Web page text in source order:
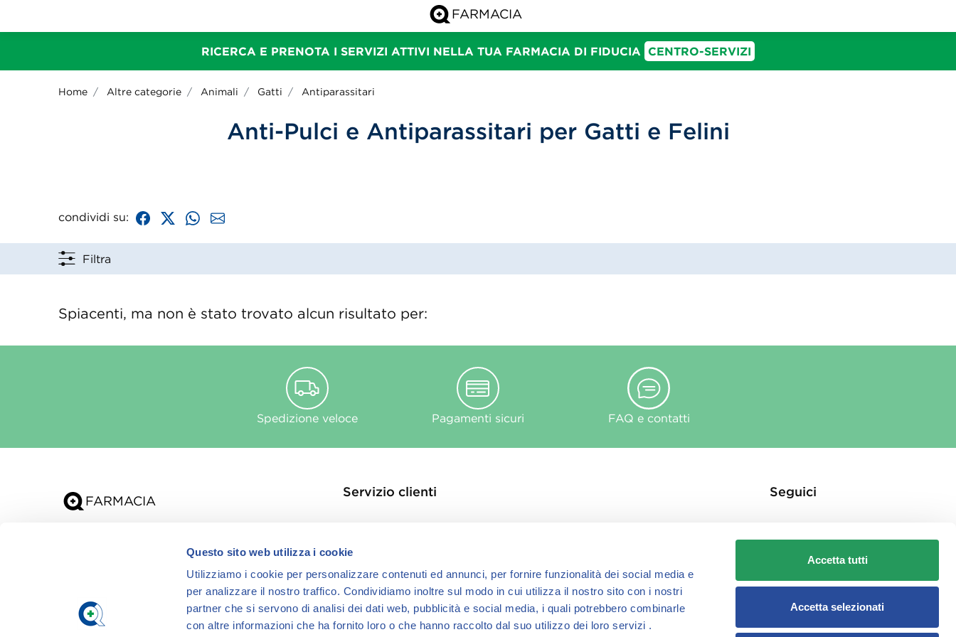
Questo sito web utilizza i cookie
Utilizziamo i cookie per personalizzare contenuti ed annunci, per fornire funzionalità dei social media e
per analizzare il nostro traffico. Condividiamo inoltre sul modo in cui utilizza il nostro sito con i nostri
partner che si servono di analisi dei dati web, pubblicità e social media, i quali potrebbero combinarle
con altre informazioni che ha fornito loro o che hanno raccolto dal suo utilizzo dei loro servizi .
Accetta tutti
Accetta selezionati
RICERCA E PRENOTA I SERVIZI ATTIVI NELLA TUA FARMACIA DI FIDUCIA CENTRO-SERVIZI
Home Altre categorie Animali Gatti Antiparassitari
Anti-Pulci e Antiparassitari per Gatti e Felini
condividi su:
Filtra
Spiacenti, ma non è stato trovato alcun risultato per:
Spedizione veloce Pagamenti sicuri FAQ e contatti
Servizio clienti
Cookie
informativa Cookie
Seguici